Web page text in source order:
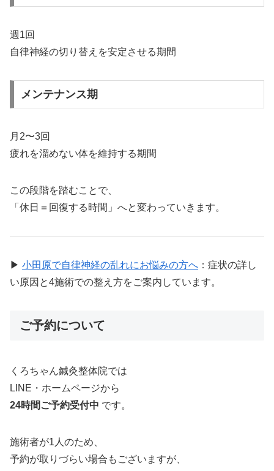
週1回
自律神経の切り替えを安定させる期間
メンテナンス期
月2〜3回
疲れを溜めない体を維持する期間
この段階を踏むことで、
「休日＝回復する時間」へと変わっていきます。
▶ 小田原で自律神経の乱れにお悩みの方へ ：症状の詳し
い原因と4施術での整え方をご案内しています。
ご予約について
くろちゃん鍼灸整体院では
LINE・ホームページから
24時間ご予約受付中 です。
施術者が1人のため、
予約が取りづらい場合もございますが、